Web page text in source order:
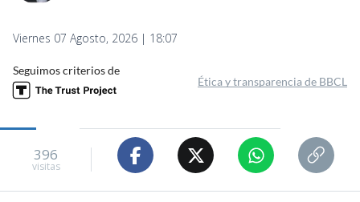
Viernes 07 Agosto, 2026 | 18:07
Seguimos criterios de
Ética y transparencia de BBCL
396
visitas